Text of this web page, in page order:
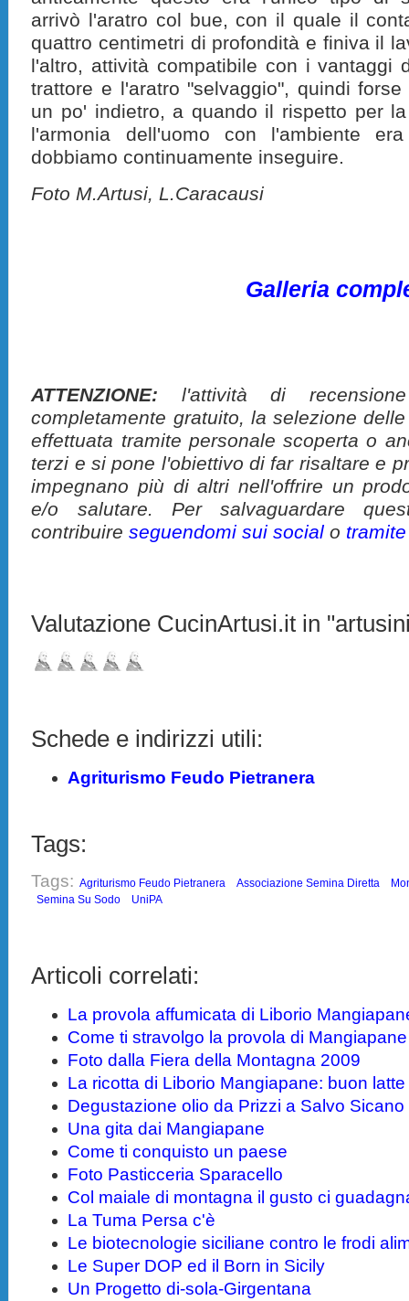
arrivò l'aratro col bue, con il quale il
quattro centimetri di profondità e finiva il
l'altro, attività compatibile con i vantaggi
trattore e l'aratro "selvaggio", quindi
un po' indietro, a quando il rispetto per
l'armonia dell'uomo con l'ambiente
dobbiamo continuamente inseguire.
Foto M.Artusi, L.Caracausi
Galleria
ATTENZIONE: l'attività di
completamente gratuito, la selezione
effettuata tramite personale scoperta o
terzi e si pone l'obiettivo di far risaltare e
impegnano più di altri nell'offrire un
e/o salutare. Per salvaguardare
contribuireseguendomi sui social o
Valutazione CucinArtusi.it in
Schede e indirizzi utili:
Agriturismo Feudo Pietranera
Tags:
Tags: Agriturismo Feudo Pietranera Associazione Semina Diretta
Semina Su Sodo
UniPA
Articoli correlati:
La provola affumicata di Liborio
Come ti stravolgo la provola di Mangiapane
Foto dalla Fiera della Montagna 2009
La ricotta di Liborio Mangiapane: buon
Degustazione olio da Prizzi a Salvo Sicano
Una gita dai Mangiapane
Come ti conquisto un paese
Foto Pasticceria Sparacello
Col maiale di montagna il gusto ci
La Tuma Persa c'è
Le biotecnologie siciliane contro le frodi
Le Super DOP ed il Born in Sicily
Un Progetto di-sola-Girgentana